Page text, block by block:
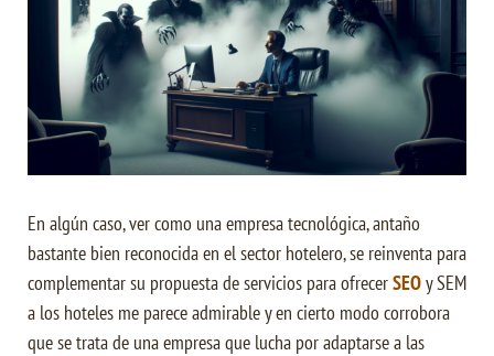
En algún caso, ver como una empresa tecnológica, antaño
bastante bien reconocida en el sector hotelero, se reinventa para
complementar su propuesta de servicios para ofrecerSEOy SEM
a los hoteles me parece admirable y en cierto modo corrobora
que se trata de una empresa que lucha por adaptarse a las